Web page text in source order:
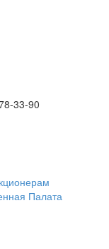
33-90
Палата